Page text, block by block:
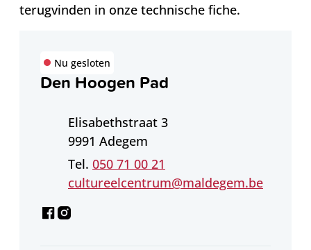
terugvinden in onze technische fiche.
Den Hoogen Pad
Nu gesloten
AdresElisabethstraat 3
,9991 Adegem
050 71 00 21
E-mailcultureelcentrum@maldegem.be
Facebook
Instagram